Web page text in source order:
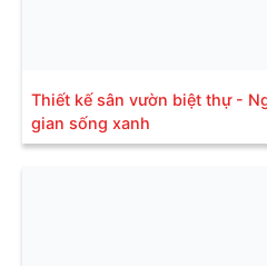
Thiết kế sân vườn biệt thự -
gian sống xanh